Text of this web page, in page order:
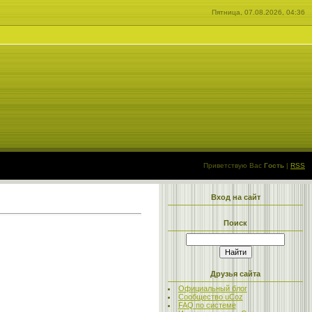
Пятница, 07.08.2026, 04:36
Приветствую Вас Гость | RSS
Вход на сайт
Поиск
Друзья сайта
Официальный блог
Сообщество uCoz
FAQ по системе